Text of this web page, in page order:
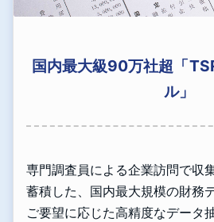
国内最大級90万社超「
ル」
専門調査員による企業訪問で収
蓄積した、国内最大規模の財務
ご要望に応じた高精度なデータ